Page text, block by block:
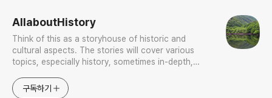
AllaboutHistory
Think of this as a storyhouse of historic and
cultural aspects. The stories will cover various
topics, especially history, sometimes in-depth,
approach will be to resist any common sense or
구독하기